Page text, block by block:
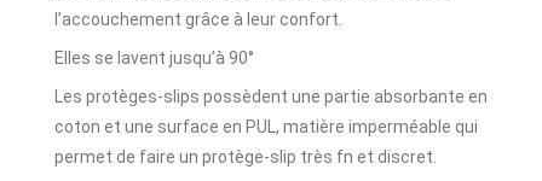
l’accouchement grâce à leur confort.
Elles se lavent jusqu’à 90°
Les protèges-slips possèdent une partie absorbante en
coton et une surface en PUL, matière imperméable qui
permet de faire un protège-slip très fn et discret.